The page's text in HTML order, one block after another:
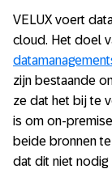
VELUX voert
cloud. Het doel
zijn bestaande
ze dat het bij te
is om on-
beide bronnen
dat dit niet nodig